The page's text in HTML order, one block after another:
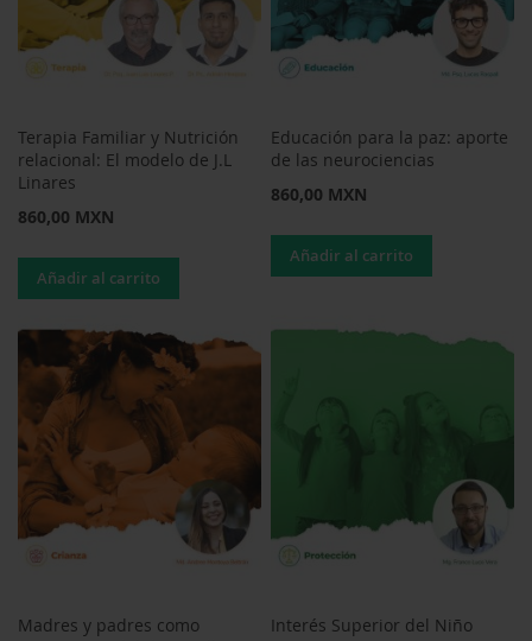
Terapia Familiar y Nutrición
relacional: El modelo de J.L
Linares
860,00 MXN
Añadir al carrito
Educación para la paz: aporte
de las neurociencias
860,00 MXN
Añadir al carrito
Madres y padres como
Interés Superior del Niño